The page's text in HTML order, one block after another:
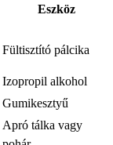
Eszköz
Fültisztító pálcika
Izopropil alkohol
Gumikesztyű
Apró tálka vagy